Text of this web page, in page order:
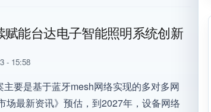
赋能台达电子智能照明系统创新
- 15:58
要是基于蓝牙mesh网络实现的多对多网
场最新资讯》预估，到2027年，设备网络